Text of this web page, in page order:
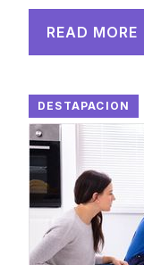
READ MORE
DESTAPACION